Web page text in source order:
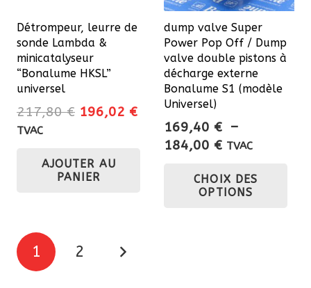
Détrompeur, leurre de
sonde Lambda &
minicatalyseur
“Bonalume HKSL”
universel
217,80€ Le
était :
217,80 €.
196,02 €Le
actuel
196,02 €.
TVAC
AJOUTER AU
PANIER
dump valve Super
Power Pop Off / Dump
valve double pistons à
décharge externe
Bonalume S1 (modèle
Universel)
169,40 € –
184,00 €Plage
prix :
169,40 €
TVAC
CHOIX DES
OPTIONS
Pagination
des
1 2